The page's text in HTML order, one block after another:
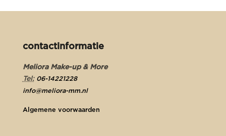
contactinformatie
Meliora Make-up & More
Tel: 06-14221228
info@meliora-mm.nl
Algemene voorwaarden